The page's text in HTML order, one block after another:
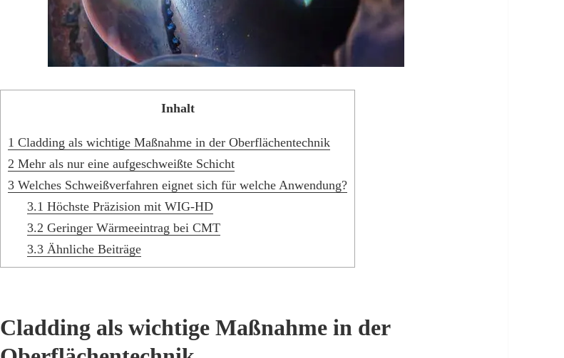
Inhalt
1 Cladding als wichtige Maßnahme in der Oberflächentechnik
2 Mehr als nur eine aufgeschweißte Schicht
3 Welches Schweißverfahren eignet sich für welche Anwendung?
3.1 Höchste Präzision mit WIG-HD
3.2 Geringer Wärmeeintrag bei CMT
3.3 Ähnliche Beiträge
Cladding als wichtige Maßnahme in der